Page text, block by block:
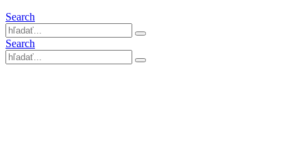
Search
Search